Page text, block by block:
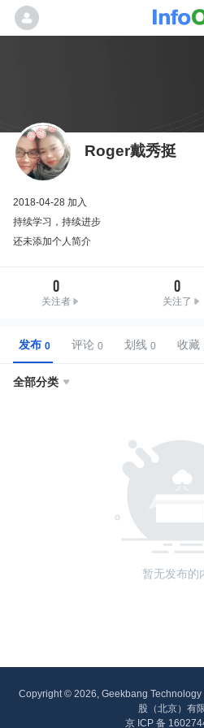
Roger戴秀挺
2018-04-28 加入
持续学习，持续进步
还未添加个人简介
0
关注者
0
关注了
发布 评论 划线 收藏
全部分类 
暂无发布的
Copyright © 2026, Geekbang
股（北京）有
京 ICP 备